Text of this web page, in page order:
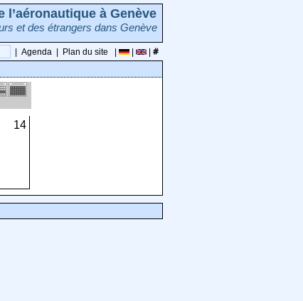
à Genève
et des étrangers dans Genève
Agenda Plan du site
14